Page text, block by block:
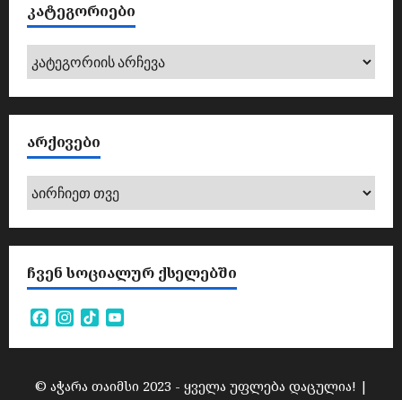
ᲙᲐᲢᲔᲒᲝᲠᲘᲔᲑᲘ
კატეგორიები
ᲐᲠᲥᲘᲕᲔᲑᲘ
არქივები
ᲩᲕᲔᲜ ᲡᲝᲪᲘᲐᲚᲣᲠ ᲥᲡᲔᲚᲔᲑᲨᲘ
Facebook
Instagram
TikTok
© აჭარა თაიმსი 2023 - ყველა უფლება დაცულია! |